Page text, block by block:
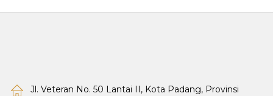
Jl. Veteran No. 50 Lantai II, Kota Padang, Provinsi